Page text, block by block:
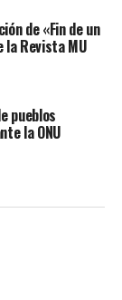
de «Fin de un
la Revista MU
pueblos
la ONU